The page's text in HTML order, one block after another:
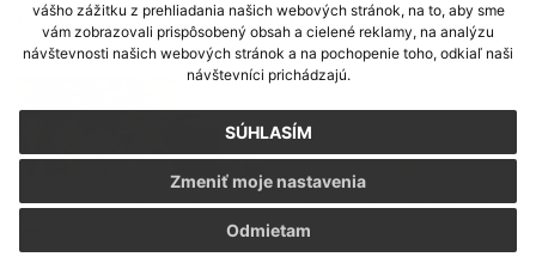
vášho zážitku z prehliadania našich webových stránok, na to, aby sme
vám zobrazovali prispôsobený obsah a cielené reklamy, na analýzu
návštevnosti našich webových stránok a na pochopenie toho, odkiaľ naši
návštevníci prichádzajú.
SÚHLASÍM
Odmietam
Zmeniť moje nastavenia
Sme partnerom programu Košického samosprávneho kraja Terra
Incognita
Mikulášskym vláčikom do Čermeľského údolia